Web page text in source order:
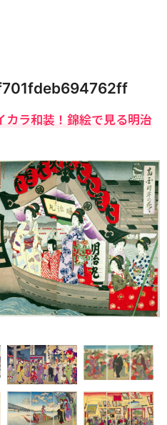
カラ和装！錦絵で見る明治